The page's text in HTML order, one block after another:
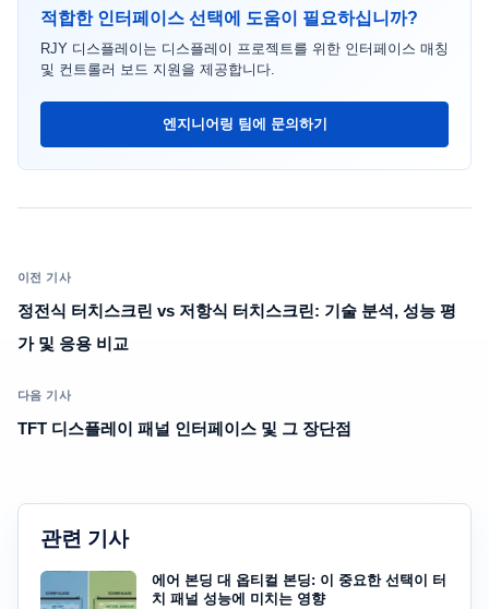
적합한 인터페이스 선택에 도움이 필요하십니까?
RJY 디스플레이는 디스플레이 프로젝트를 위한 인터페이스 매칭
및 컨트롤러 보드 지원을 제공합니다.
엔지니어링 팀에 문의하기
이전 기사
정전식 터치스크린 vs 저항식 터치스크린: 기술 분석, 성능 평
가 및 응용 비교
다음 기사
TFT 디스플레이 패널 인터페이스 및 그 장단점
관련 기사
에어 본딩 대 옵티컬 본딩: 이 중요한 선택이 터
치 패널 성능에 미치는 영향